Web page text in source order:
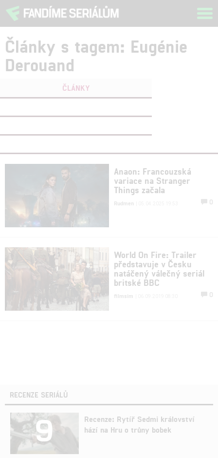
Články s tagem: Eugénie
Derouand
ČLÁNKY
Anaon: Francouzská
variace na Stranger
Things začala
Rudmen 0
World On Fire: Trailer
představuje v Česku
natáčený válečný seriál
britské BBC
filmsim 0
RECENZE SERIÁLŮ
9
Recenze: Rytíř Sedmi království
hází na Hru o trůny bobek